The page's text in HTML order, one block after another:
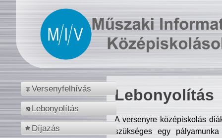
Versenyfelhívás
Lebonyolítás
Díjazás
Lebonyolítás
A versenyre középiskolás
szükséges egy